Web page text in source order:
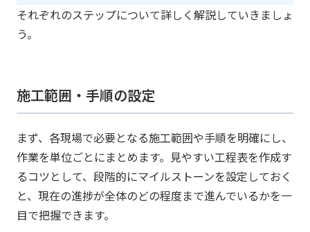
それぞれのステップについて詳しく解説していきましょ
う。
施工範囲・手順の設定
まず、各現場で必要となる施工範囲や手順を明確にし、
作業を単位ごとにまとめます。見やすい工程表を作成す
るコツとして、段階的にマイルストーンを設定しておく
と、現在の進捗が全体のどの程度まで進んでいるかを一
目で把握できます。